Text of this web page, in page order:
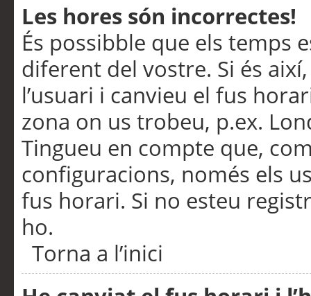
Les hores són incorrectes!
És possibble que els temps
diferent del vostre. Si és
l’usuari i canvieu el fus
zona on us trobeu, p.ex.
Tingueu en compte que,
configuracions, només els
fus horari. Si no esteu
ho.
Torna a l’inici